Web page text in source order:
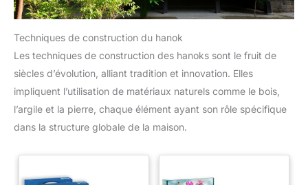
Techniques de construction du hanok
Les techniques de construction des hanoks sont le fruit de
siècles d’évolution, alliant tradition et innovation. Elles
impliquent l’utilisation de matériaux naturels comme le bois,
l’argile et la pierre, chaque élément ayant son rôle spécifique
dans la structure globale de la maison.